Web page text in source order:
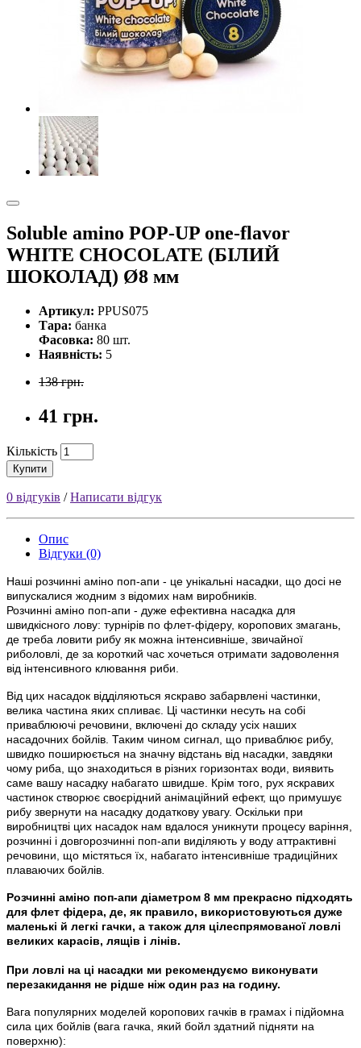
Soluble amino POP-UP one-flavor
WHITE CHOCOLATE (БІЛИЙ
ШОКОЛАД) Ø8 мм
Артикул: PPUS075
Тара: банка
Фасовка: 80 шт.
Наявність: 5
138 грн.
41 грн.
Кількість
Купити
0 відгуків /Написати відгук
Опис
Відгуки (0)
Наші розчинні аміно поп-апи - це унікальні насадки, що досі не
випускалися жодним з відомих нам виробників.
Розчинні аміно поп-апи - дуже ефективна насадка для
швидкісного лову: турнірів по флет-фiдеру, коропових змагань,
де треба ловити рибу як можна інтенсивніше, звичайної
риболовлі, де за короткий час хочеться отримати задоволення
від інтенсивного клювання риби.
Від цих насадок відділяються яскраво забарвлені частинки,
велика частина яких спливає. Ці частинки несуть на собі
приваблюючі речовини, включені до складу усіх наших
насадочних бойлiв. Таким чином сигнал, що приваблює рибу,
швидко поширюється на значну відстань від насадки, завдяки
чому риба, що знаходиться в різних горизонтах води, виявить
саме вашу насадку набагато швидше. Крім того, рух яскравих
частинок створює своєрідний анімаційний ефект, що примушує
рибу звернути на насадку додаткову увагу. Оскільки при
виробництві цих насадок нам вдалося уникнути процесу варіння,
розчинні і довгорозчиннi поп-апи виділяють у воду аттрактивнi
речовини, що містяться їх, набагато інтенсивніше традиційних
плаваючих бойлiв.
Розчинні аміно поп-апи діаметром 8 мм прекрасно підходять
для флет фідера, де, як правило, використовуються дуже
маленькі й легкі гачки, а також для цілеспрямованої ловлі
великих карасів, лящів і лінів.
При ловлі на ці насадки ми рекомендуємо виконувати
перезакидання не рідше нiж один раз на годину.
Вага популярних моделей коропових гачків в грамах і підйомна
сила цих бойлiв (вага гачка, який бойл здатний підняти на
поверхню):